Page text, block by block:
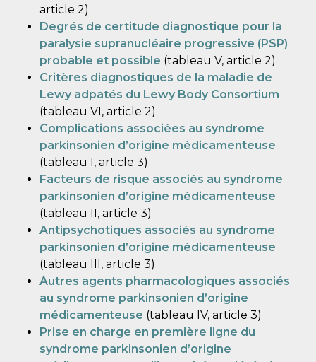
article 2)
Degrés de certitude diagnostique pour la
paralysie supranucléaire progressive (PSP)
probable et possible (tableau V, article 2)
Critères diagnostiques de la maladie de
Lewy adpatés du Lewy Body Consortium
(tableau VI, article 2)
Complications associées au syndrome
parkinsonien d’origine médicamenteuse
(tableau I, article 3)
Facteurs de risque associés au syndrome
parkinsonien d’origine médicamenteuse
(tableau II, article 3)
Antipsychotiques associés au syndrome
parkinsonien d’origine médicamenteuse
(tableau III, article 3)
Autres agents pharmacologiques associés
au syndrome parkinsonien d’origine
médicamenteuse (tableau IV, article 3)
Prise en charge en première ligne du
syndrome parkinsonien d’origine